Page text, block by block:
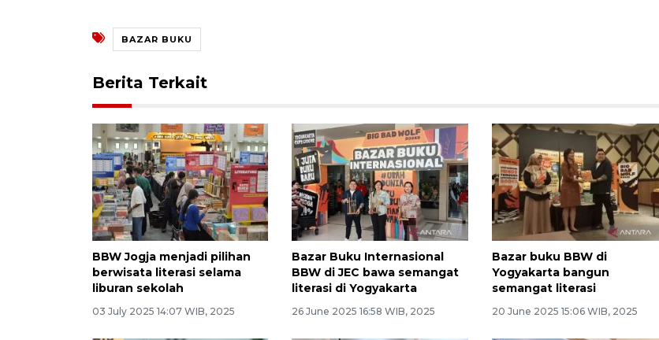
BAZAR BUKU
Berita Terkait
BBW Jogja menjadi pilihan
berwisata literasi selama
liburan sekolah
03 July 2025 14:07 WIB, 2025
Bazar Buku Internasional
BBW di JEC bawa semangat
literasi di Yogyakarta
26 June 2025 16:58 WIB, 2025
Bazar buku BBW di
Yogyakarta bangun
semangat literasi
20 June 2025 15:06 WIB, 2025